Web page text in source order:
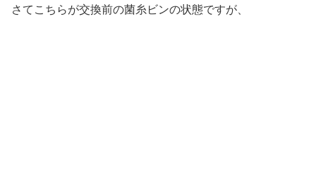
さてこちらが交換前の菌糸ビンの状態ですが、